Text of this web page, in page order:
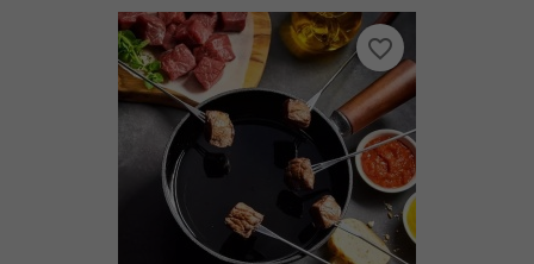
favorite_border